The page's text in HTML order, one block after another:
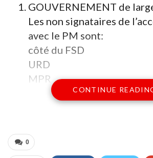
GOUVERNEMENT de
Les non signataires de
avec le PM sont:
côté du FSD
URD
MPR
CNID
FARE
SADi
CONTINUE
0